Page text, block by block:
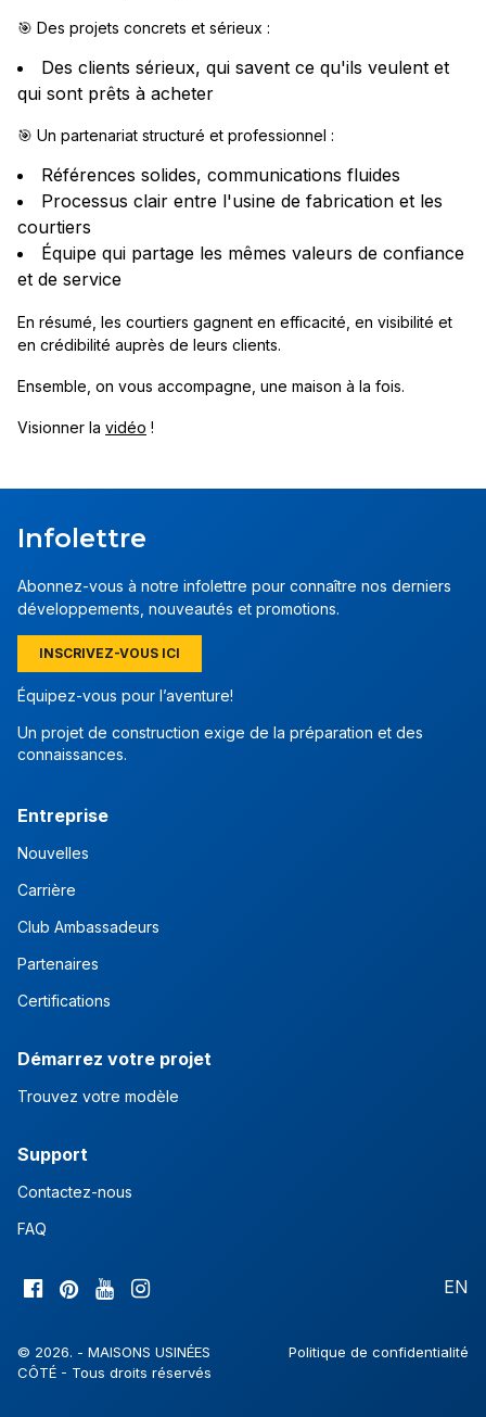
🎯 Des projets concrets et sérieux :
Des clients sérieux, qui savent ce qu'ils veulent et
qui sont prêts à acheter
🎯 Un partenariat structuré et professionnel :
Références solides, communications fluides
Processus clair entre l'usine de fabrication et les
courtiers
Équipe qui partage les mêmes valeurs de confiance
et de service
En résumé, les courtiers gagnent en efficacité, en visibilité et
en crédibilité auprès de leurs clients.
Ensemble, on vous accompagne, une maison à la fois.
Visionner la vidéo !
Infolettre
Abonnez-vous à notre infolettre pour connaître nos derniers
développements, nouveautés et promotions.
INSCRIVEZ-VOUS ICI
Équipez-vous pour l’aventure!
Un projet de construction exige de la préparation et des
connaissances.
Entreprise
Nouvelles
Carrière
Club Ambassadeurs
Partenaires
Certifications
Démarrez votre projet
Trouvez votre modèle
Support
Contactez-nous
FAQ
EN
© 2026. - MAISONS USINÉES
CÔTÉ - Tous droits réservés
Politique de confidentialité